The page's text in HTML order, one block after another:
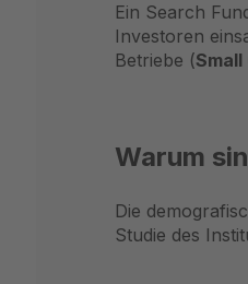
Ein Search
Investoren
Betriebe (Small
Warum
Die
Studie des